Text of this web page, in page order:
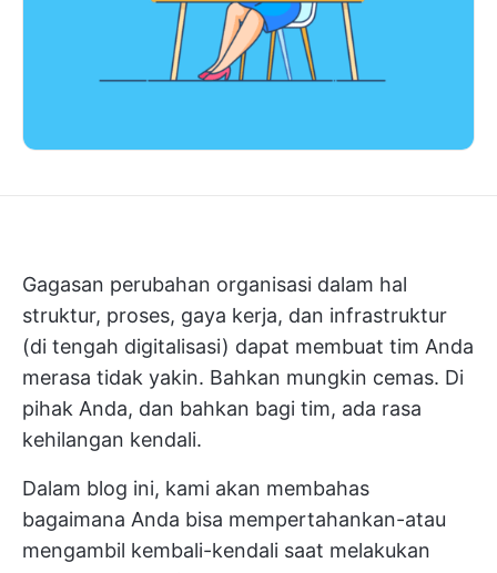
Gagasan perubahan organisasi dalam hal
struktur, proses, gaya kerja, dan infrastruktur
(di tengah digitalisasi) dapat membuat tim Anda
merasa tidak yakin. Bahkan mungkin cemas. Di
pihak Anda, dan bahkan bagi tim, ada rasa
kehilangan kendali.
Dalam blog ini, kami akan membahas
bagaimana Anda bisa mempertahankan-atau
mengambil kembali-kendali saat melakukan